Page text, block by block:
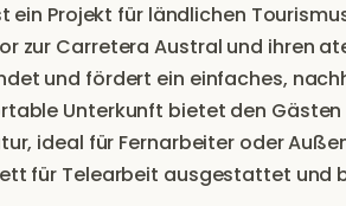
ein Projekt für ländlichen
zur Carretera Austral und ihren
und fördert ein einfaches,
Unterkunft bietet den
ideal für Fernarbeiter oder
für Telearbeit ausgestattet und